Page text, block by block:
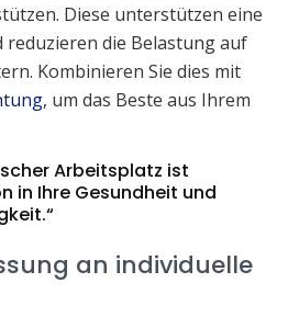
Diese unterstützen eine
die Belastung auf
Kombinieren Sie dies mit
, um das Beste aus Ihrem
Arbeitsplatz ist
in Ihre Gesundheit und
an individuelle